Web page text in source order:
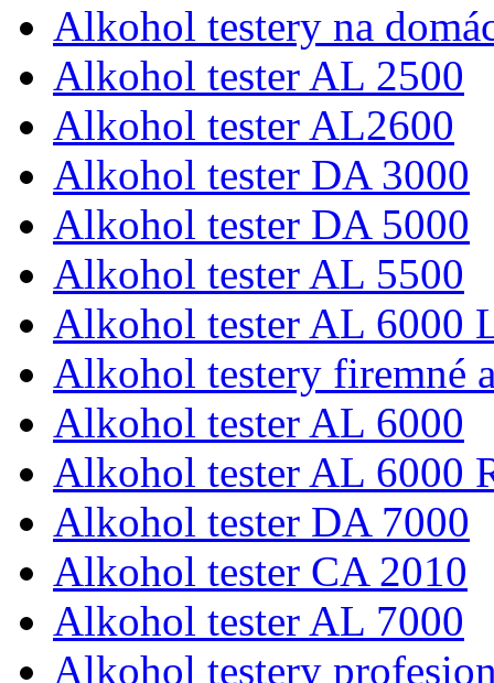
Alkohol testery na
Alkohol tester AL 2500
Alkohol tester AL2600
Alkohol tester DA 3000
Alkohol tester DA 5000
Alkohol tester AL 5500
Alkohol tester AL 6000
Alkohol testery firemné
Alkohol tester AL 6000
Alkohol tester AL 6000
Alkohol tester DA 7000
Alkohol tester CA 2010
Alkohol tester AL 7000
Alkohol testery